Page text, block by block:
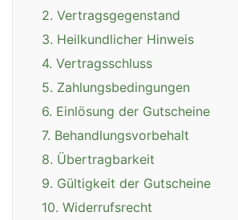
2. Vertragsgegenstand
3. Heilkundlicher Hinweis
4. Vertragsschluss
5. Zahlungsbedingungen
6. Einlösung der Gutscheine
7. Behandlungsvorbehalt
8. Übertragbarkeit
9. Gültigkeit der Gutscheine
10. Widerrufsrecht